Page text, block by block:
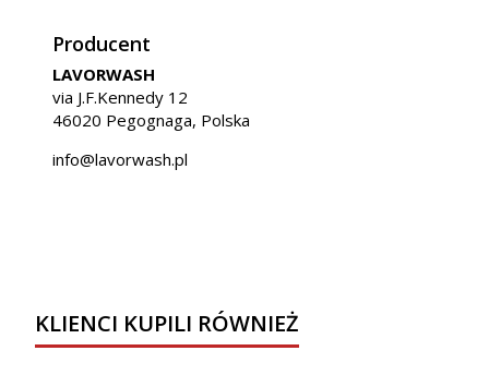
Producent
LAVORWASH
via J.F.Kennedy 12
46020 Pegognaga, Polska
info@lavorwash.pl
KLIENCI KUPILI RÓWNIEŻ